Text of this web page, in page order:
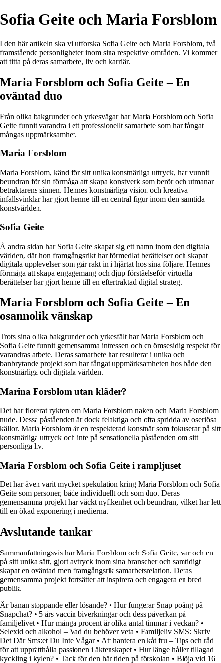
Sofia Geite och Maria Forsblom
I den här artikeln ska vi utforska Sofia Geite och Maria Forsblom, två
framstående personligheter inom sina respektive områden. Vi kommer
att titta på deras samarbete, liv och karriär.
Maria Forsblom och Sofia Geite – En
oväntad duo
Från olika bakgrunder och yrkesvägar har Maria Forsblom och Sofia
Geite funnit varandra i ett professionellt samarbete som har fångat
mångas uppmärksamhet.
Maria Forsblom
Maria Forsblom, känd för sitt unika konstnärliga uttryck, har vunnit
beundran för sin förmåga att skapa konstverk som berör och utmanar
betraktarens sinnen. Hennes konstnärliga vision och kreativa
infallsvinklar har gjort henne till en central figur inom den samtida
konstvärlden.
Sofia Geite
Å andra sidan har Sofia Geite skapat sig ett namn inom den digitala
världen, där hon framgångsrikt har förmedlat berättelser och skapat
digitala upplevelser som går rakt in i hjärtat hos sina följare. Hennes
förmåga att skapa engagemang och djup förståelseför virtuella
berättelser har gjort henne till en eftertraktad digital strateg.
Maria Forsblom och Sofia Geite – En
osannolik vänskap
Trots sina olika bakgrunder och yrkesfält har Maria Forsblom och
Sofia Geite funnit gemensamma intressen och en ömsesidig respekt för
varandras arbete. Deras samarbete har resulterat i unika och
banbrytande projekt som har fångat uppmärksamheten hos både den
konstnärliga och digitala världen.
Marina Forsblom utan kläder?
Det har florerat rykten om Maria Forsblom naken och Maria Forsblom
nude. Dessa påståenden är dock felaktiga och ofta spridda av oseriösa
källor. Maria Forsblom är en respekterad konstnär som fokuserar på sitt
konstnärliga uttryck och inte på sensationella påståenden om sitt
personliga liv.
Maria Forsblom och Sofia Geite i rampljuset
Det har även varit mycket spekulation kring Maria Forsblom och Sofia
Geite som personer, både individuellt och som duo. Deras
gemensamma projekt har väckt nyfikenhet och beundran, vilket har lett
till en ökad exponering i medierna.
Avslutande tankar
Sammanfattningsvis har Maria Forsblom och Sofia Geite, var och en
på sitt unika sätt, gjort avtryck inom sina branscher och samtidigt
skapat en oväntad men framgångsrik samarbetsrelation. Deras
gemensamma projekt fortsätter att inspirera och engagera en bred
publik.
Är banan stoppande eller lösande? • Hur fungerar Snap poäng på
Snapchat? • 5 års vaccin biverkningar och dess påverkan på
familjelivet • Hur många procent är olika antal timmar i veckan? •
Selexid och alkohol – Vad du behöver veta • Familjeliv SMS: Skriv
Det Där Sms:et Du Inte Vågar• Att hantera en kåt fru – Tips och råd
för att upprätthålla passionen i äktenskapet • Hur länge håller tillagad
kyckling i kylen? • Tack för den här tiden på förskolan • Blöja vid 16